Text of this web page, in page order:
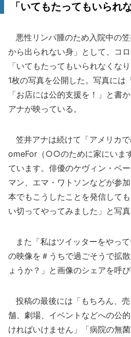
「いてもたってもいられ
悪性リンパ腫のため入院中の
から出られない身」として、コ
「いてもたってもいられなくな
1枚の写真を公開した。写真には
「お店には公的支援を！」と書
アナが映っている。
笠井アナは続けて「アメリカ
omeFor（○○のために家にいま
ています。俳優のケヴィン・ベ
マン、エマ・ワトソンなどが参
本でもこうしたことを発信して
い切ってやってみました」と写真
また「私はツイッターをやっ
の映像を＃うちで過ごそうで拡
ょうか？」と画像のシェアを呼び
投稿の最後には「もちろん、
舗、劇場、イベントなどへの公
ければいけません」「病院の無